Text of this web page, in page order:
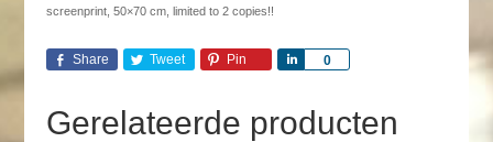
screenprint, 50×70 cm, limited to 2 copies!!
Share Tweet Pin 0
Share
Gerelateerde producten